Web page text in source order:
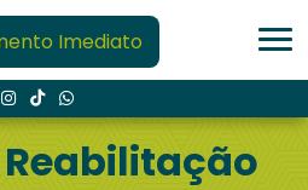
Imediato